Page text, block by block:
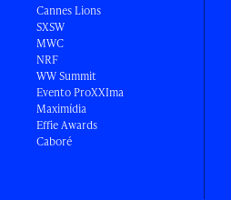
Cannes Lions
SXSW
MWC
NRF
WW Summit
Evento ProXXIma
Maximídia
Effie Awards
Caboré